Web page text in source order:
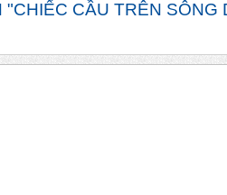
"CHIẾC CẦU TRÊN SÔNG